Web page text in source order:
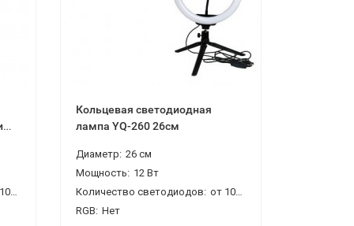
200
Кольцевая светодиодная
лампа YQ-260 26см
Диаметр: 26 см
Мощность: 12 Вт
Количество светодиодов: от 100 до 200
RGB: Нет